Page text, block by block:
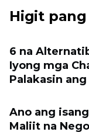
Higit
6 na
Iyong mga
Palakasin
Ano ang
Maliit na